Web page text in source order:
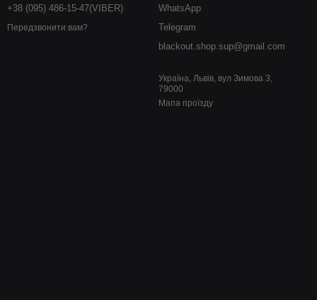
+38 (095) 486-15-47(VIBER)
Передзвонити вам?
WhatsApp
Telegram
blackout.shop.sup@gmail.com
Україна, Львів, вул Зимова 3,
79000
Мапа проїзду